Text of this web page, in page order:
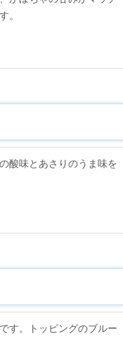
。
酸味とあさりのうま味を
す。トッピングのブルー